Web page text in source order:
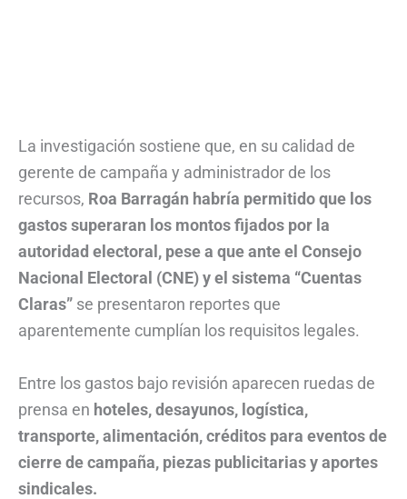
La investigación sostiene que, en su calidad de
gerente de campaña y administrador de los
recursos, Roa Barragán habría permitido que los
gastos superaran los montos fijados por la
autoridad electoral, pese a que ante el Consejo
Nacional Electoral (CNE) y el sistema “Cuentas
Claras” se presentaron reportes que
aparentemente cumplían los requisitos legales.
Entre los gastos bajo revisión aparecen ruedas de
prensa en hoteles, desayunos, logística,
transporte, alimentación, créditos para eventos de
cierre de campaña, piezas publicitarias y aportes
sindicales.